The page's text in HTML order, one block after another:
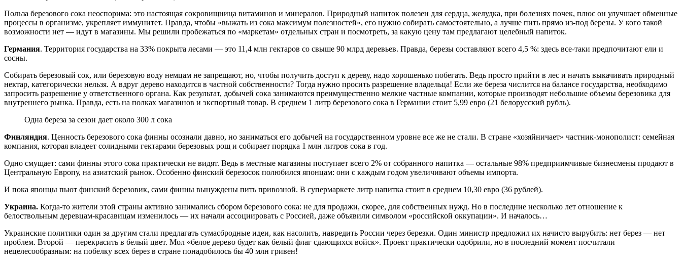
Польза березового сока неоспорима: это настоящая сокровищница витаминов и минералов. Природный напиток полезен для сердца, желудка, при болезнях почек, плюс он улучшает обменные
процессы в организме, укрепляет иммунитет. Правда, чтобы «выжать из сока максимум полезностей», его нужно собирать самостоятельно, а лучше пить прямо из-под березы. У кого такой
возможности нет — идут в магазины. Мы решили пробежаться по «маркетам» отдельных стран и посмотреть, за какую цену там предлагают целебный напиток.
Германия. Территория государства на 33% покрыта лесами — это 11,4 млн гектаров со свыше 90 млрд деревьев. Правда, березы составляют всего 4,5 %: здесь все-таки предпочитают ели и
сосны.
Собирать березовый сок, или березовую воду немцам не запрещают, но, чтобы получить доступ к дереву, надо хорошенько побегать. Ведь просто прийти в лес и начать выкачивать природный
нектар, категорически нельзя. А вдруг дерево находится в частной собственности? Тогда нужно просить разрешение владельца! Если же береза числится на балансе государства, необходимо
запросить разрешение у ответственного органа. Как результат, добычей сока занимаются преимущественно мелкие частные компании, которые производят небольшие объемы березовика для
внутреннего рынка. Правда, есть на полках магазинов и экспортный товар. В среднем 1 литр березового сока в Германии стоит 5,99 евро (21 белорусский рубль).
Одна береза за сезон дает около 300 л сока
Финляндия. Ценность березового сока финны осознали давно, но заниматься его добычей на государственном уровне все же не стали. В стране «хозяйничает» частник-монополист: семейная
компания, которая владеет солидными гектарами березовых рощ и собирает порядка 1 млн литров сока в год.
Одно смущает: сами финны этого сока практически не видят. Ведь в местные магазины поступает всего 2% от собранного напитка — остальные 98% предприимчивые бизнесмены продают в
Центральную Европу, на азиатский рынок. Особенно финский березосок полюбился японцам: они с каждым годом увеличивают объемы импорта.
И пока японцы пьют финский березовик, сами финны вынуждены пить привозной. В супермаркете литр напитка стоит в среднем 10,30 евро (36 рублей).
Украина. Когда-то жители этой страны активно занимались сбором березового сока: не для продажи, скорее, для собственных нужд. Но в последние несколько лет отношение к
белоствольным деревцам-красавицам изменилось — их начали ассоциировать с Россией, даже объявили символом «российской оккупации». И началось…
Украинские политики один за другим стали предлагать сумасбродные идеи, как насолить, навредить России через березки. Один министр предложил их начисто вырубить: нет берез — нет
проблем. Второй — перекрасить в белый цвет. Мол «белое дерево будет как белый флаг сдающихся войск». Проект практически одобрили, но в последний момент посчитали
нецелесообразным: на побелку всех берез в стране понадобилось бы 40 млн гривен!